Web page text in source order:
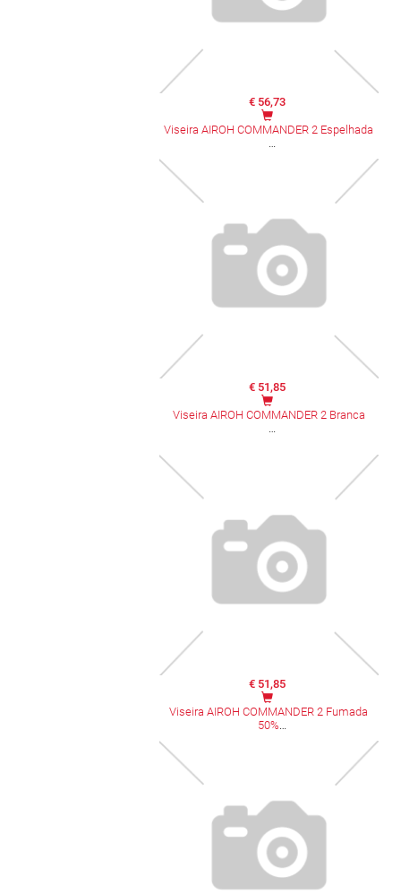
€ 56,73
Viseira AIROH COMMANDER 2 Espelhada
€ 51,85
Viseira AIROH COMMANDER 2 Branca
€ 51,85
Viseira AIROH COMMANDER 2 Fumada
50%